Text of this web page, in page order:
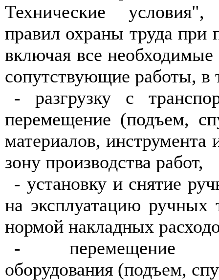
Технические условия",
правил охраны труда при
включая все
сопутствующие работы, в
- разгрузку с
перемещение (подъем,
материалов, инструмента
зону производства работ,
- установку и снятие
на эксплуатацию ручных
нормой накладных
- перемещение
оборудования (подъем,